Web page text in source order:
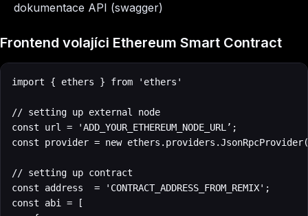
dokumentace API (swagger)
Frontend volajíci Ethereum Smart Contract
import { ethers } from 'ethers'
// setting up external node
const url = 'ADD_YOUR_ETHEREUM_NODE_URL’;
const provider = new
// setting up contract
const address  = 'CONTRACT_ADDRESS_FROM_REMIX';
const abi = [